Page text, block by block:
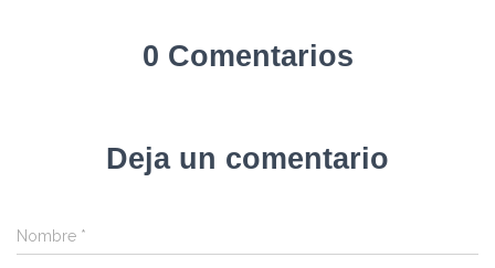
0 Comentarios
Deja un comentario
Nombre *